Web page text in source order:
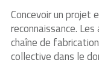
Concevoir un
reconnaissance.
chaîne de
collective dans le